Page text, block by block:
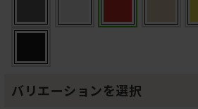
バリエーションを選択